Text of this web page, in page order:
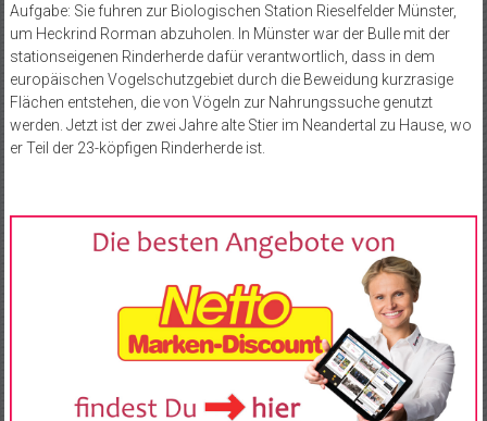
Aufgabe: Sie fuhren zur Biologischen Station Rieselfelder Münster,
um Heckrind Rorman abzuholen. In Münster war der Bulle mit der
stationseigenen Rinderherde dafür verantwortlich, dass in dem
europäischen Vogelschutzgebiet durch die Beweidung kurzrasige
Flächen entstehen, die von Vögeln zur Nahrungssuche genutzt
werden. Jetzt ist der zwei Jahre alte Stier im Neandertal zu Hause, wo
er Teil der 23-köpfigen Rinderherde ist.